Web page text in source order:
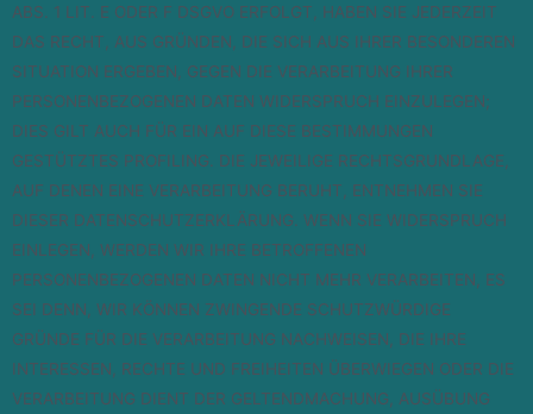
ABS. 1 LIT. E ODER F DSGVO ERFOLGT, HABEN SIE JEDERZEIT
DAS RECHT, AUS GRÜNDEN, DIE SICH AUS IHRER BESONDEREN
SITUATION ERGEBEN, GEGEN DIE VERARBEITUNG IHRER
PERSONENBEZOGENEN DATEN WIDERSPRUCH EINZULEGEN;
DIES GILT AUCH FÜR EIN AUF DIESE BESTIMMUNGEN
GESTÜTZTES PROFILING. DIE JEWEILIGE RECHTSGRUNDLAGE,
AUF DENEN EINE VERARBEITUNG BERUHT, ENTNEHMEN SIE
DIESER DATENSCHUTZERKLÄRUNG. WENN SIE WIDERSPRUCH
EINLEGEN, WERDEN WIR IHRE BETROFFENEN
PERSONENBEZOGENEN DATEN NICHT MEHR VERARBEITEN, ES
SEI DENN, WIR KÖNNEN ZWINGENDE SCHUTZWÜRDIGE
GRÜNDE FÜR DIE VERARBEITUNG NACHWEISEN, DIE IHRE
INTERESSEN, RECHTE UND FREIHEITEN ÜBERWIEGEN ODER DIE
VERARBEITUNG DIENT DER GELTENDMACHUNG, AUSÜBUNG